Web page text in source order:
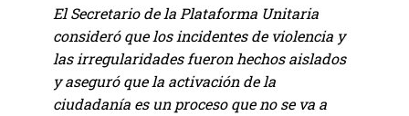
El Secretario de la Plataforma Unitaria
consideró que los incidentes de violencia y
las irregularidades fueron hechos aislados
y aseguró que la activación de la
ciudadanía es un proceso que no se va a